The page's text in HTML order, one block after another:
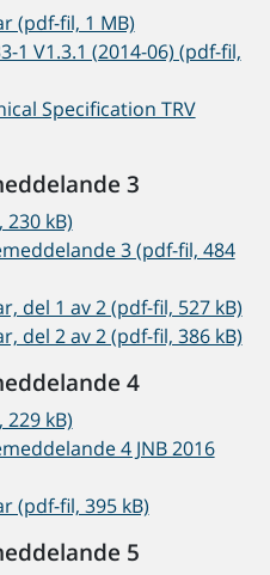
(pdf-fil, 1 MB)
1 V1.3.1 (2014-06) (pdf-fil,
Specification TRV
3
kB)
3 (pdf-fil, 484
del 1 av 2 (pdf-fil, 527 kB)
del 2 av 2 (pdf-fil, 386 kB)
4
kB)
4 JNB 2016
(pdf-fil, 395 kB)
5